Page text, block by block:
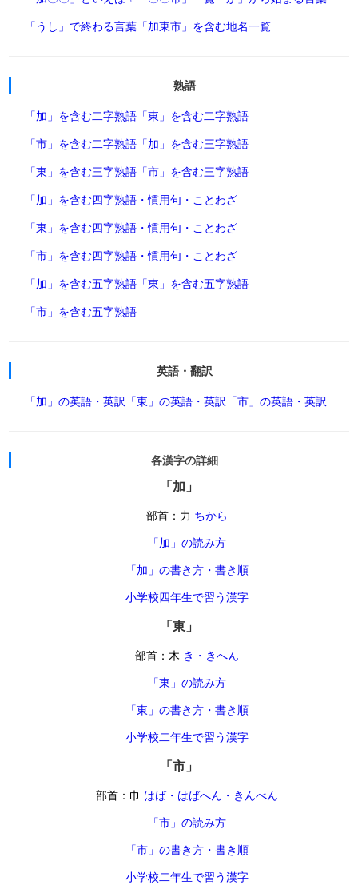
「うし」で終わる言葉 「加東市」を含む地名一覧
熟語
「加」を含む二字熟語 「東」を含む二字熟語
「市」を含む二字熟語 「加」を含む三字熟語
「東」を含む三字熟語 「市」を含む三字熟語
「加」を含む四字熟語・慣用句・ことわざ
「東」を含む四字熟語・慣用句・ことわざ
「市」を含む四字熟語・慣用句・ことわざ
「加」を含む五字熟語 「東」を含む五字熟語
「市」を含む五字熟語
英語・翻訳
「加」の英語・英訳 「東」の英語・英訳 「市」の英語・英訳
各漢字の詳細
「加」
部首：力 ちから
「加」の読み方
「加」の書き方・書き順
小学校四年生で習う漢字
「東」
部首：木 き・きへん
「東」の読み方
「東」の書き方・書き順
小学校二年生で習う漢字
「市」
部首：巾 はば・はばへん・きんべん
「市」の読み方
「市」の書き方・書き順
小学校二年生で習う漢字